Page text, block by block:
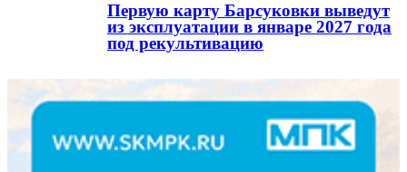
Первую карту Барсуковки выведут
из эксплуатации в январе 2027 года
под рекультивацию